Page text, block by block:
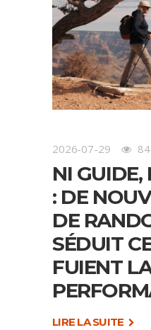
2026-07-29 84
NI GUIDE,
: DE
DE
SÉDUIT
FUIENT
LIRE LA SUITE